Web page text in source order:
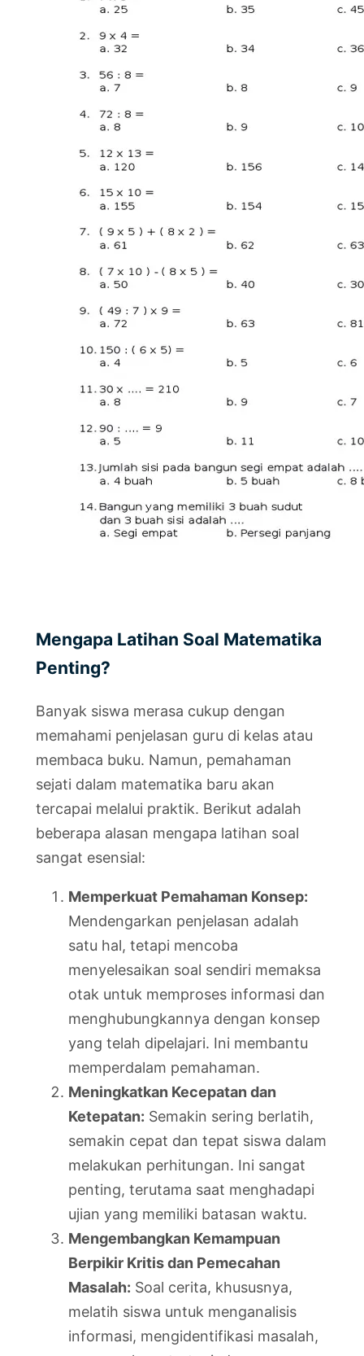
Mengapa Latihan Soal Matematika
Penting?
Banyak siswa merasa cukup dengan
memahami penjelasan guru di kelas atau
membaca buku. Namun, pemahaman
sejati dalam matematika baru akan
tercapai melalui praktik. Berikut adalah
beberapa alasan mengapa latihan soal
sangat esensial:
Memperkuat Pemahaman Konsep:
Mendengarkan penjelasan adalah
satu hal, tetapi mencoba
menyelesaikan soal sendiri memaksa
otak untuk memproses informasi dan
menghubungkannya dengan konsep
yang telah dipelajari. Ini membantu
memperdalam pemahaman.
Meningkatkan Kecepatan dan
Ketepatan: Semakin sering berlatih,
semakin cepat dan tepat siswa dalam
melakukan perhitungan. Ini sangat
penting, terutama saat menghadapi
ujian yang memiliki batasan waktu.
Mengembangkan Kemampuan
Berpikir Kritis dan Pemecahan
Masalah: Soal cerita, khususnya,
melatih siswa untuk menganalisis
informasi, mengidentifikasi masalah,